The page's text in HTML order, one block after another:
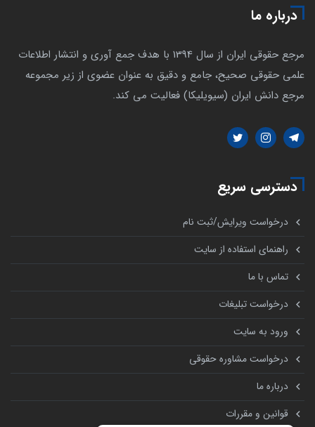
درباره ما
مرجع حقوقی ایران از سال 1394 با هدف جمع آوری و انتشار اطلاعات
علمی حقوقی صحیح، جامع و دقیق به عنوان عضوی از زیر مجموعه
مرجع دانش ایران (سیویلیکا) فعالیت می کند.
دسترسی سریع
درخواست ویرایش/ثبت نام
راهنمای استفاده از سایت
تماس با ما
درخواست تبلیغات
ورود به سایت
درخواست مشاوره حقوقی
درباره ما
قوانین و مقررات